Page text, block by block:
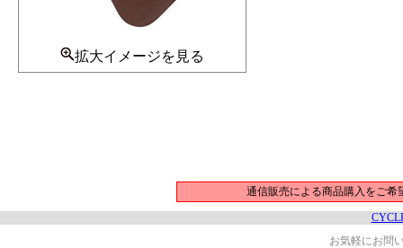
拡大イメージを見る
通信販売による商品購入をご希
お気軽にお問